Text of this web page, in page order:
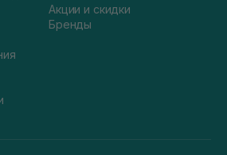
Акции и скидки
Бренды